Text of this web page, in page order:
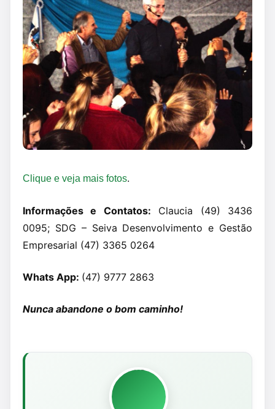
Clique e veja mais fotos.
Informações e Contatos: Claucia (49) 3436
0095; SDG – Seiva Desenvolvimento e Gestão
Empresarial (47) 3365 0264
Whats App: (47) 9777 2863
Nunca abandone o bom caminho!